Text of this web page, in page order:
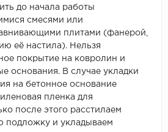
до начала работы
смесями или
плитами (фанерой,
её настила). Нельзя
покрытие на ковролин и
основания. В случае укладки
на бетонное основание
пленка для
после этого расстилаем
и укладываем